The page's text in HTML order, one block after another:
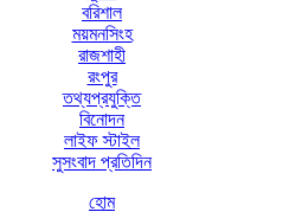
বরিশাল
ময়মনসিংহ
রাজশাহী
রংপুর
তথ্যপ্রযুক্তি
বিনোদন
লাইফ স্টাইল
সুসংবাদ প্রতিদিন
হোম